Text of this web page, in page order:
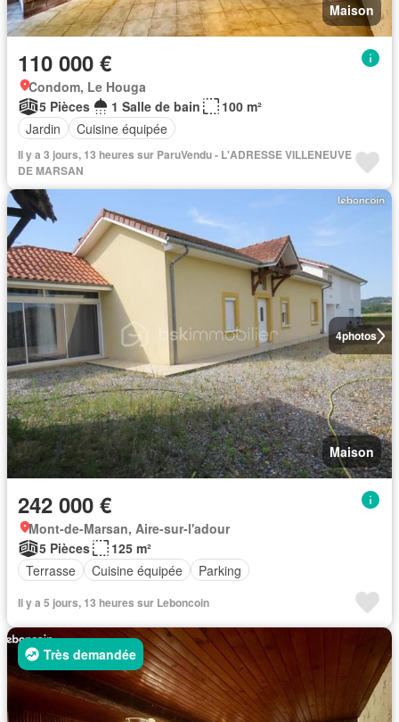
Maison
110 000 €
Condom, Le Houga
5 Pièces
1 Salle de bain
100 m²
Jardin
Cuisine équipée
Il y a 3 jours, 13 heures sur ParuVendu - L'ADRESSE VILLENEUVE
DE MARSAN
4photos
Maison
242 000 €
Mont-de-Marsan, Aire-sur-l'adour
5 Pièces
125 m²
Terrasse
Cuisine équipée Parking
Il y a 5 jours, 13 heures sur Leboncoin
Très demandée